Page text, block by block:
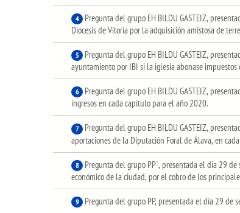
4
Pregunta del grupo EH BILDU GASTEIZ,
Diocesis de Vitoria por la adquisición amistosa de
5
Pregunta del grupo EH BILDU GASTEIZ,
ayuntamiento por IBI si la iglesia abonase
6
Pregunta del grupo EH BILDU GASTEIZ,
ingresos en cada capítulo para el año 2020.
7
Pregunta del grupo EH BILDU GASTEIZ,
aportaciones de la Diputación Foral de Álava, en
8
Pregunta del grupo PP`, presentada el día 29
económico de la ciudad, por el cobro de los
9 Pregunta del grupo PP, presentada el día 29 de